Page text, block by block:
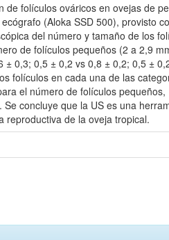
de folículos ováricos en ovejas de
(Aloka SSD 500), provisto
del número y tamaño de los
de folículos pequeños (2 a 2,9
0,3; 0,5 ± 0,2 vs 0,8 ± 0,2; 0,5 ±
folículos en cada una de las
el número de folículos pequeños,
concluye que la US es una
reproductiva de la oveja tropical.